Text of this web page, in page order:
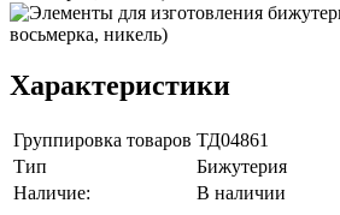
Характеристики
Группировка товаров ТД04861
Тип
Бижутерия
Наличие:
В наличии